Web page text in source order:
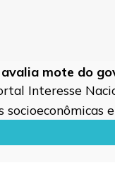
avalia mote do
Interesse